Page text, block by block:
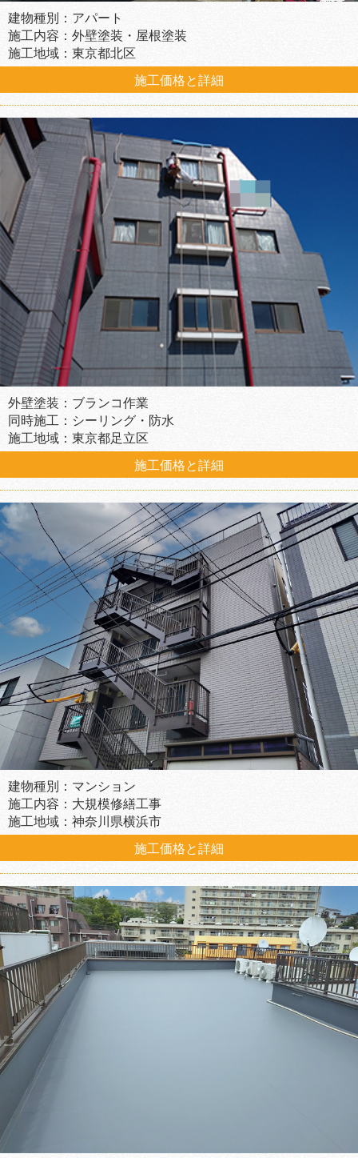
建物種別：アパート
施工内容：外壁塗装・屋根塗装
施工地域：東京都北区
施工価格と詳細
外壁塗装：ブランコ作業
同時施工：シーリング・防水
施工地域：東京都足立区
施工価格と詳細
建物種別：マンション
施工内容：大規模修繕工事
施工地域：神奈川県横浜市
施工価格と詳細